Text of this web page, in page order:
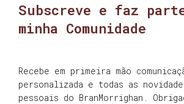
Subscreve e faz
minha Comunidade
Recebe em primeira mão
personalizada e todas as
pessoais do BranMorrighan.